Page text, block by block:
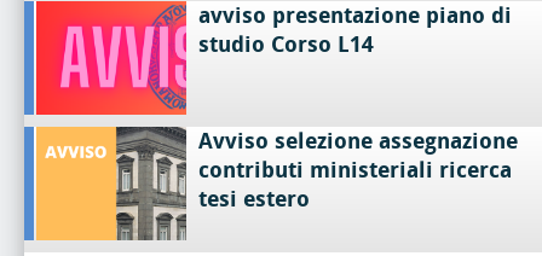
avviso presentazione piano di
studio Corso L14
Avviso selezione assegnazione
contributi ministeriali ricerca
tesi estero